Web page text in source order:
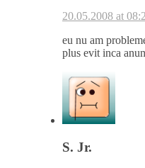
20.05.2008 at
eu nu am
plus evit inca
S. Jr.